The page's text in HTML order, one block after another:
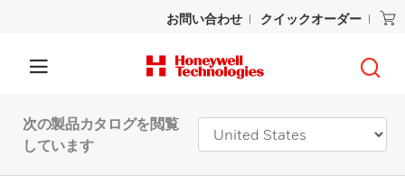
お問い合わせ クイックオーダー
次の製品カタログを閲覧
しています